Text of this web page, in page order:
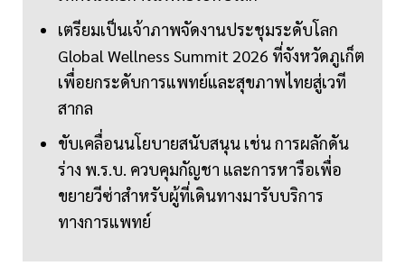
เตรียมเป็นเจ้าภาพจัดงานประชุมระดับโลก
Global Wellness Summit 2026 ที่จังหวัดภูเก็ต
เพื่อยกระดับการแพทย์และสุขภาพไทยสู่เวที
สากล
ขับเคลื่อนนโยบายสนับสนุน เช่น การผลักดัน
ร่าง พ.ร.บ. ควบคุมกัญชา และการหารือเพื่อ
ขยายวีซ่าสำหรับผู้ที่เดินทางมารับบริการ
ทางการแพทย์